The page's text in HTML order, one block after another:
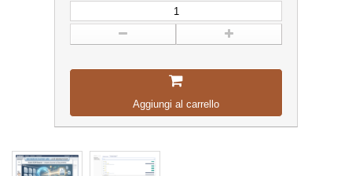
Aggiungi al carrello